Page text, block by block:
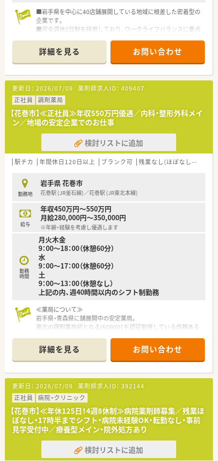
■岩手県を中心に40店舗展開している地域に根差した密着型の
企業です。
■完全週休2日制を採用しており、ワークライフバランスに重点
■新卒採用も積極的に行っており、若手も活躍できる環境は整っ
ております。
■教育制度は集合研修やEラーニングを活用しております。
詳細を見る お問い合わせ
更新日： 2026/07/09 薬剤師求人ID： 409407
正社員
調剤薬局
【花巻市】≪正社員≫年収550万円優遇／内科・整形外科メイ
ン／地場の安定企業でのお仕事
検討リストに追加
駅チカ 年間休日120日以上 ブランク可 残業なし(ほぼなし含む)
勤務地
岩手県 花巻市
花巻駅 (JR釜石線)／花巻駅 (JR東北本線)
給与
年収450万円～550万円
月給280,000円～350,000円
※年齢・経験を考慮し優遇します
勤務
時間
月火木金
9：00～18：00（休憩60分）
水
9：00～17：00（休憩60分）
土
9：00～13：00（休憩なし）
上記の内、週40時間以内のシフト制勤務
≪薬局について≫
岩手県・青森県に舗展開中の安定薬局。
東北の調剤薬局初となるISO9001を認証取得している信頼ある
「患者様第一主義」を貫き、薬剤師の地位向上や、
地域医療の担い手となることをモットーとしています。
年間休日は120日以上で、完全週休二日制を取っているため、プ
ライベートと両立しやすい環境でご就業いただけます！
詳細を見る お問い合わせ
更新日： 2026/07/09 薬剤師求人ID： 392144
正社員
病院・クリニック
【花巻市】≪年休125日！4週8休制≫病院薬剤師募集／残業ほ
ぼなし・17時半までシフト・病院未経験OK・転勤なし・事前
見学受付中／療養型メイン・院外処方あり
検討リストに追加